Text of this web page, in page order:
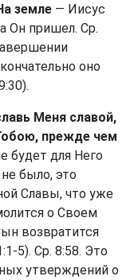
земле — Иисус
Он пришел. Ср.
оно
Меня славой,
прежде чем
будет для Него
было, это
Славы, что уже
о Своем
возвратится
5). Ср. 8:58. Это
утверждений о